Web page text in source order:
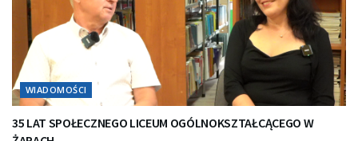
WIADOMOŚCI
35 LAT SPOŁECZNEGO LICEUM OGÓLNOKSZTAŁCĄCEGO W